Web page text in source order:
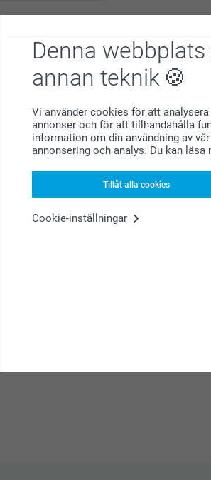
Denna
annan teknik
Vi använder cookies för att
annonser och för att tillhandahålla
information om din användning av
annonsering och analys. Du kan
Tillåt alla cookies
Cookie-inställningar
med kork!
med kork!
vi!